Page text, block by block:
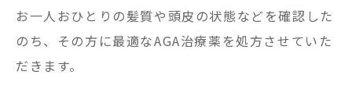
お一人おひとりの髪質や頭皮の状態などを確認した
のち、その方に最適なAGA治療薬を処方させていた
だきます。